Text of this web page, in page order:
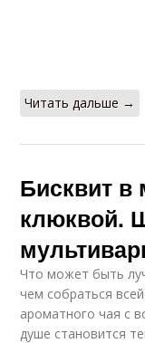
Читать дальше →
Бисквит в
клюквой.
Что может быть
чем собраться
ароматного чая с
душе становится